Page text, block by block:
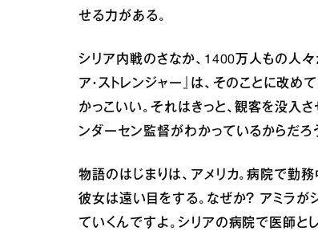
せる力がある。
シリア内戦のさなか、1400万人もの人々
ア・ストレンジャー』は、そのことに改
かっこいい。それはきっと、観客を没入
ンダーセン監督がわかっているからだろ
物語のはじまりは、アメリカ。病院で勤
彼女は遠い目をする。なぜか？ アミラ
ていくんですよ。シリアの病院で医師